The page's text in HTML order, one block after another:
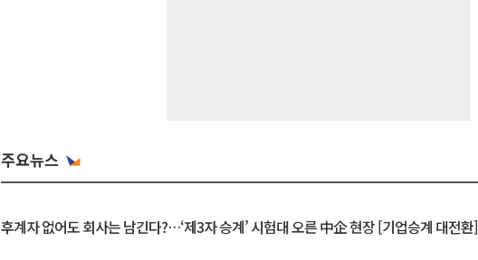
주요뉴스
후계자 없어도 회사는 남긴다?…‘제3자 승계’ 시험대 오른 中企 현장 [기업승계 대전환]